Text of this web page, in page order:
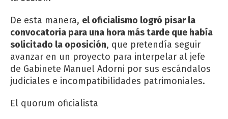
De esta manera, el oficialismo logró pisar la
convocatoria para una hora más tarde que había
solicitado la oposición, que pretendía seguir
avanzar en un proyecto para interpelar al jefe
de Gabinete Manuel Adorni por sus escándalos
judiciales e incompatibilidades patrimoniales.
El quorum oficialista